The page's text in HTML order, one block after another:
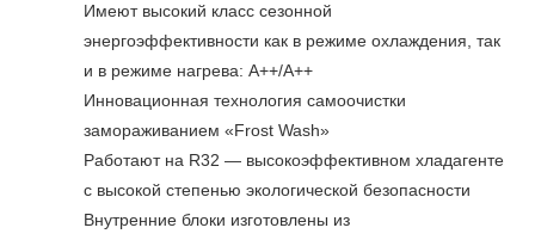
Имеют высокий класс сезонной
энергоэффективности как в режиме охлаждения, так
и в режиме нагрева: А++/A++
Инновационная технология самоочистки
замораживанием «Frost Wash»
Работают на R32 — высокоэффективном хладагенте
с высокой степенью экологической безопасности
Внутренние блоки изготовлены из